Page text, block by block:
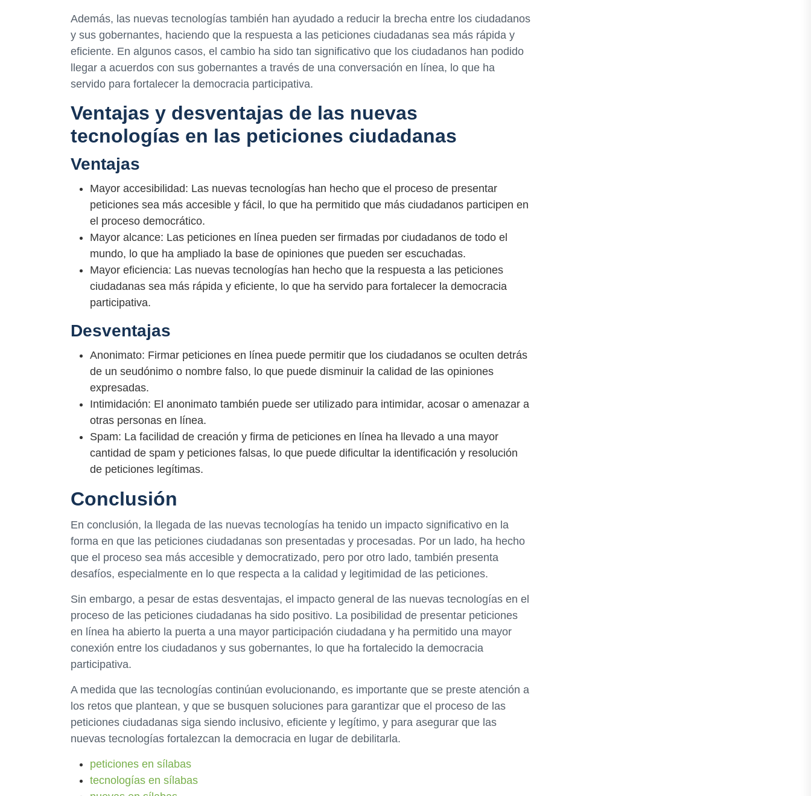
Además, las nuevas tecnologías también han ayudado a reducir la brecha entre los ciudadanos
y sus gobernantes, haciendo que la respuesta a las peticiones ciudadanas sea más rápida y
eficiente. En algunos casos, el cambio ha sido tan significativo que los ciudadanos han podido
llegar a acuerdos con sus gobernantes a través de una conversación en línea, lo que ha
servido para fortalecer la democracia participativa.
Ventajas y desventajas de las nuevas
tecnologías en las peticiones ciudadanas
Ventajas
Mayor accesibilidad: Las nuevas tecnologías han hecho que el proceso de presentar
peticiones sea más accesible y fácil, lo que ha permitido que más ciudadanos participen en
el proceso democrático.
Mayor alcance: Las peticiones en línea pueden ser firmadas por ciudadanos de todo el
mundo, lo que ha ampliado la base de opiniones que pueden ser escuchadas.
Mayor eficiencia: Las nuevas tecnologías han hecho que la respuesta a las peticiones
ciudadanas sea más rápida y eficiente, lo que ha servido para fortalecer la democracia
participativa.
Desventajas
Anonimato: Firmar peticiones en línea puede permitir que los ciudadanos se oculten detrás
de un seudónimo o nombre falso, lo que puede disminuir la calidad de las opiniones
expresadas.
Intimidación: El anonimato también puede ser utilizado para intimidar, acosar o amenazar a
otras personas en línea.
Spam: La facilidad de creación y firma de peticiones en línea ha llevado a una mayor
cantidad de spam y peticiones falsas, lo que puede dificultar la identificación y resolución
de peticiones legítimas.
Conclusión
En conclusión, la llegada de las nuevas tecnologías ha tenido un impacto significativo en la
forma en que las peticiones ciudadanas son presentadas y procesadas. Por un lado, ha hecho
que el proceso sea más accesible y democratizado, pero por otro lado, también presenta
desafíos, especialmente en lo que respecta a la calidad y legitimidad de las peticiones.
Sin embargo, a pesar de estas desventajas, el impacto general de las nuevas tecnologías en el
proceso de las peticiones ciudadanas ha sido positivo. La posibilidad de presentar peticiones
en línea ha abierto la puerta a una mayor participación ciudadana y ha permitido una mayor
conexión entre los ciudadanos y sus gobernantes, lo que ha fortalecido la democracia
participativa.
A medida que las tecnologías continúan evolucionando, es importante que se preste atención a
los retos que plantean, y que se busquen soluciones para garantizar que el proceso de las
peticiones ciudadanas siga siendo inclusivo, eficiente y legítimo, y para asegurar que las
nuevas tecnologías fortalezcan la democracia en lugar de debilitarla.
peticiones en sílabas
tecnologías en sílabas